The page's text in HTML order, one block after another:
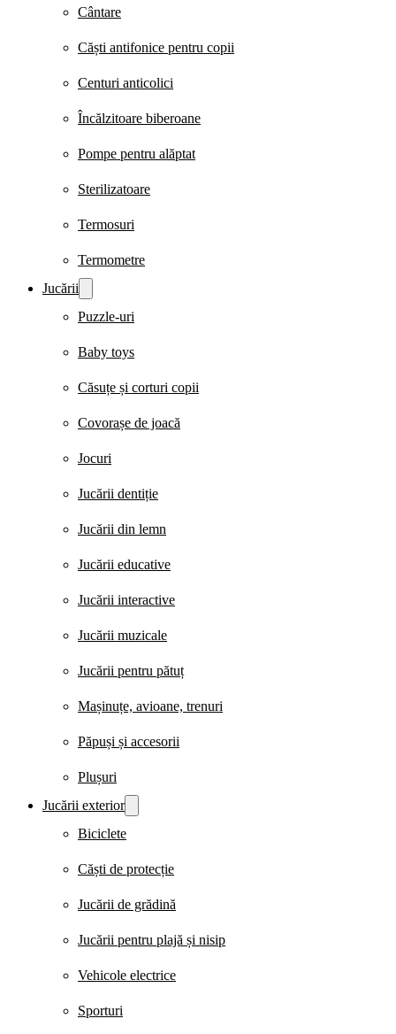
Cântare
Căști antifonice pentru copii
Centuri anticolici
Încălzitoare biberoane
Pompe pentru alăptat
Sterilizatoare
Termosuri
Termometre
Jucării
Puzzle-uri
Baby toys
Căsuțe și corturi copii
Covorașe de joacă
Jocuri
Jucării dentiție
Jucării din lemn
Jucării educative
Jucării interactive
Jucării muzicale
Jucării pentru pătuț
Mașinuțe, avioane, trenuri
Păpuși și accesorii
Plușuri
Jucării exterior
Biciclete
Căști de protecție
Jucării de grădină
Jucării pentru plajă și nisip
Vehicole electrice
Sporturi